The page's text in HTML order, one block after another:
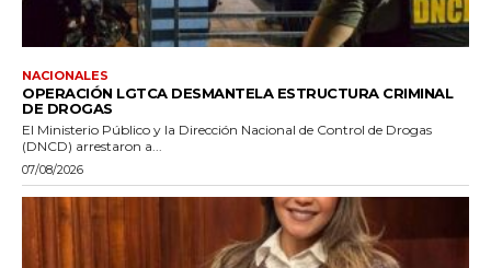
NACIONALES
OPERACIÓN LGTCA DESMANTELA ESTRUCTURA CRIMINAL
DE DROGAS
El Ministerio Público y la Dirección Nacional de Control de Drogas
(DNCD) arrestaron a...
07/08/2026